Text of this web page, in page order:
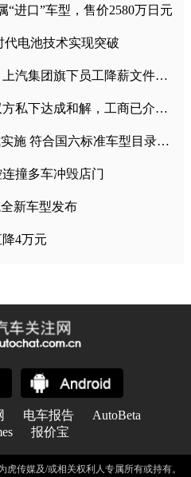
进口”车型，售价2580万日元
代电池技术实现突破
首个宣布降薪的大型车企，上汽集团旗下员工降薪文件曝光
奔驰漏油事件最新进展：双方私下达成和解，工商已介入调查
“国六排放标准”7月1号正式实施 符合国六标准车型目录一览
撞多车冲毁店门
新车型发布
4万元
电车报告
AutoBeta
报价宝
传媒及/或相关权利人专属所有或持有。